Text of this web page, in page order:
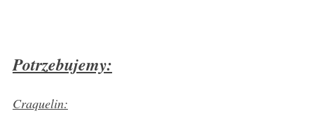
Potrzebujemy:
Craquelin: